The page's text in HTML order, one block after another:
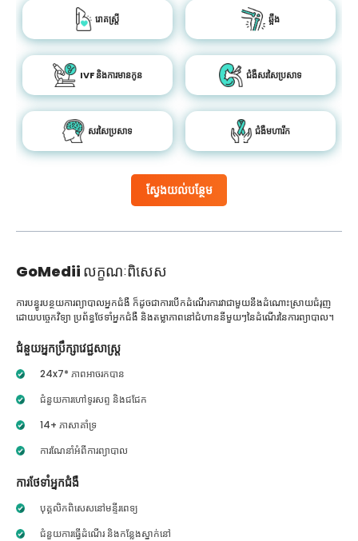
ស្វែងយល់បន្ថែម
រោគស្ត្រី ឆ្អឹង
IVF និងការមានកូន ជំងឺសរសៃប្រសាទ
សរសៃប្រសាទ ជំងឺមហារីក
GoMedii លក្ខណៈពិសេស
ការបន្ធូរបន្ថយការព្យាបាលអ្នកជំងឺ ក៏ដូចជាការបើកដំណើរការវាជាមួយនឹងដំណោះស្រាយជំរុញ
ដោយបច្ចេកវិទ្យា ប្រព័ន្ធថែទាំអ្នកជំងឺ និងតម្លាភាពនៅជំហាននីមួយៗនៃដំណើរនៃការព្យាបាល។
ជំនួយអ្នកប្រឹក្សាវេជ្ជសាស្ត្រ
24x7* ភាពអាចរកបាន
ជំនួយការហៅទូរសព្ទ និងជជែក
14+ ភាសាគាំទ្រ
ការណែនាំអំពីការព្យាបាល
ការថែទាំអ្នកជំងឺ
បុគ្គលិកពិសេសនៅមន្ទីរពេទ្យ
ជំនួយការធ្វើដំណើរ និងកន្លែងស្នាក់នៅ